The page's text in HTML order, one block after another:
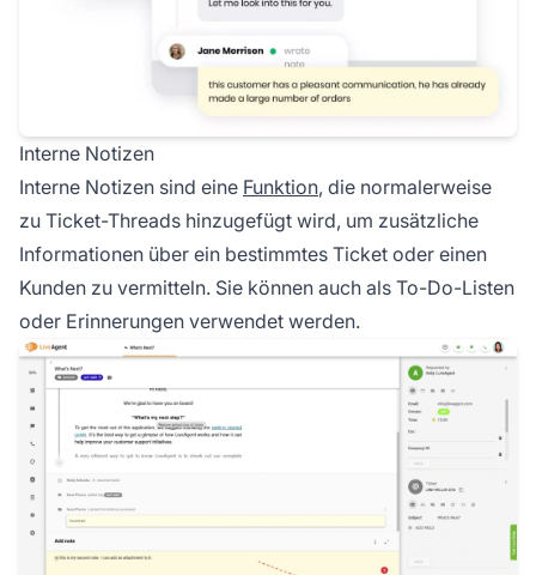
Interne Notizen
Interne Notizen sind eine Funktion, die normalerweise
zu Ticket-Threads hinzugefügt wird, um zusätzliche
Informationen über ein bestimmtes Ticket oder einen
Kunden zu vermitteln. Sie können auch als To-Do-Listen
oder Erinnerungen verwendet werden.